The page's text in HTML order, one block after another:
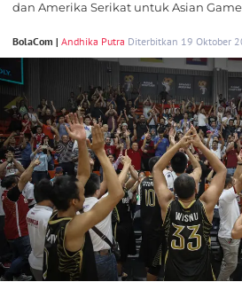
dan Amerika Serikat untuk Asian
BolaCom | Andhika Putra Diterbitkan 19 Oktober